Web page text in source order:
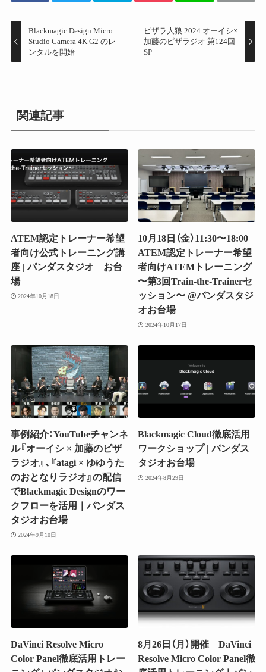
Blackmagic Design Micro
Studio Camera 4K G2 のレ
ンタルを開始
ピザラ人狼 2024 オーイシ×
加藤のピザラジオ 第124回
SP
関連記事
ATEM認定トレーナー希望
者向け公式トレーニング講
座 | パンダスタジオ お台
場
2024年10月18日
10月18日（金）11:30〜18:00
ATEM認定トレーナー希望
者向けATEMトレーニング
〜第3回Train-the-Trainerセ
ッション〜 @パンダスタジ
オお台場
2024年10月17日
事例紹介：YouTubeチャンネ
ル『オーイシ × 加藤のピザ
ラジオ』、『atagi × ゆゆうた
のおとなりラジオ』の配信
でBlackmagic Designのワー
クフローを活用｜パンダス
タジオお台場
2024年9月10日
Blackmagic Cloud徹底活用
ワークショップ | パンダス
タジオお台場
2024年8月29日
DaVinci Resolve Micro
Color Panel徹底活用トレー
8月26日（月）開催 DaVinci
Resolve Micro Color Panel徹